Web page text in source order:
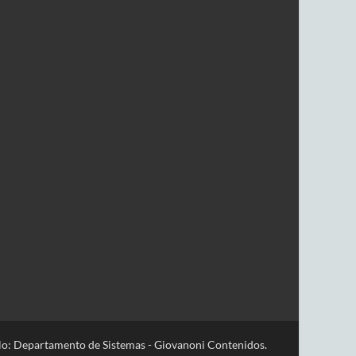
Departamento de Sistemas - Giovanoni Contenidos.